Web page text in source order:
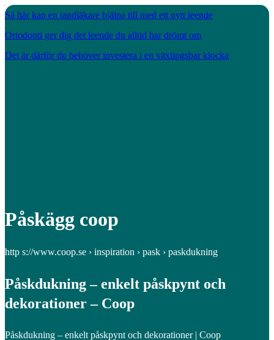
Så här kan en tandläkare hjälpa till med ett nytt leende
Ortodonti ger dig det leende du alltid har drömt om
Det är därför du behöver investera i en växlingsbar klocka
Påskägg coop
http s://www.coop.se › inspiration › pask › paskdukning
Påskdukning – enkelt påskpynt och
dekorationer – Coop
Påskdukning – enkelt påskpynt och dekorationer | Coop